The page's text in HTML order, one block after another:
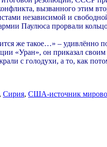
вызванного этим
независимой и
Паулюса прорвали
же такое…» –
«Уран», он приказал
с голодухи, а то, как
, Сирия, США-источник